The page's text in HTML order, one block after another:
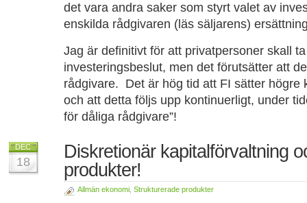
det vara andra saker som styrt valet av
enskilda rådgivaren (läs säljarens)
Jag är definitivt för att privatpersoner skall
investeringsbeslut, men det förutsätter att
rådgivare. Det är hög tid att FI sätter högre
och att detta följs upp kontinuerligt, under
för dåliga rådgivare”!
DEC
18
Diskretionär kapitalförvaltning
produkter!
Allmän ekonomi Strukturerade produkter